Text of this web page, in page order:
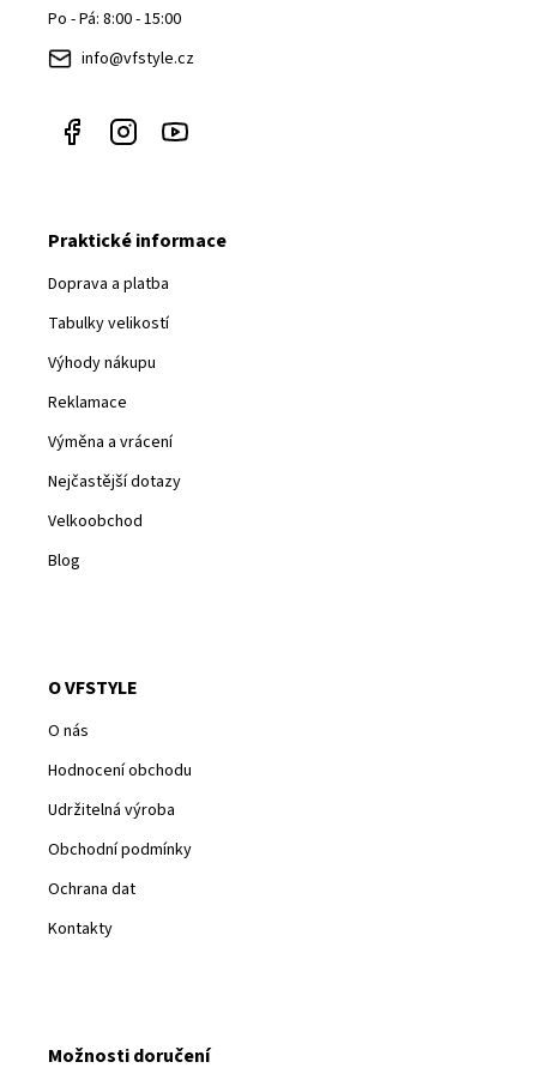
Po - Pá: 8:00 - 15:00
info@vfstyle.cz
Praktické informace
Doprava a platba
Tabulky velikostí
Výhody nákupu
Reklamace
Výměna a vrácení
Nejčastější dotazy
Velkoobchod
Blog
O VFSTYLE
O nás
Hodnocení obchodu
Udržitelná výroba
Obchodní podmínky
Ochrana dat
Kontakty
Možnosti doručení